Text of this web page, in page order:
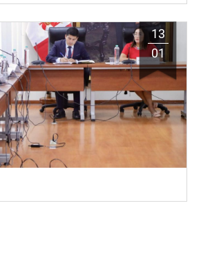
13
01